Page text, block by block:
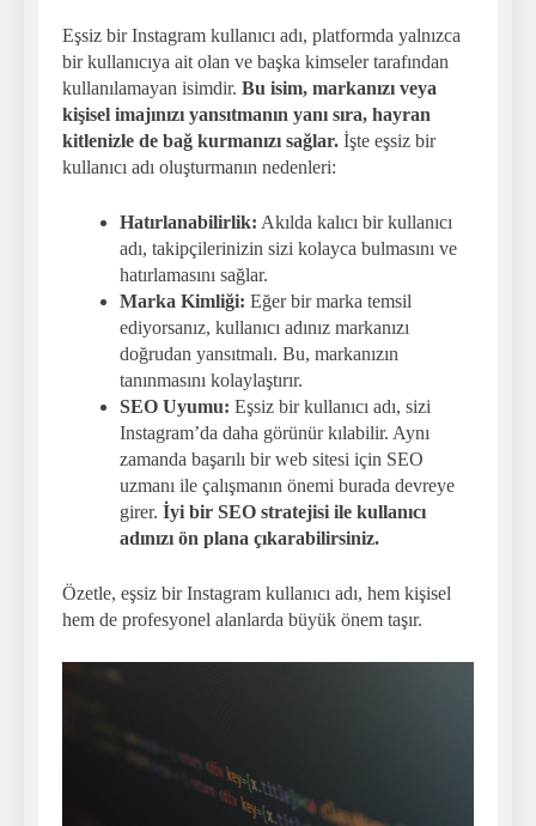
Eşsiz bir Instagram kullanıcı adı, platformda yalnızca
bir kullanıcıya ait olan ve başka kimseler tarafından
kullanılamayan isimdir. Bu isim, markanızı veya
kişisel imajınızı yansıtmanın yanı sıra, hayran
kitlenizle de bağ kurmanızı sağlar. İşte eşsiz bir
kullanıcı adı oluşturmanın nedenleri:
Hatırlanabilirlik: Akılda kalıcı bir kullanıcı
adı, takipçilerinizin sizi kolayca bulmasını ve
hatırlamasını sağlar.
Marka Kimliği: Eğer bir marka temsil
ediyorsanız, kullanıcı adınız markanızı
doğrudan yansıtmalı. Bu, markanızın
tanınmasını kolaylaştırır.
SEO Uyumu: Eşsiz bir kullanıcı adı, sizi
Instagram’da daha görünür kılabilir. Aynı
zamanda başarılı bir web sitesi için SEO
uzmanı ile çalışmanın önemi burada devreye
girer. İyi bir SEO stratejisi ile kullanıcı
adınızı ön plana çıkarabilirsiniz.
Özetle, eşsiz bir Instagram kullanıcı adı, hem kişisel
hem de profesyonel alanlarda büyük önem taşır.